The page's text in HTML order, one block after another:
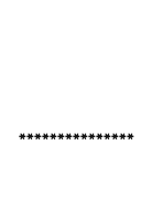
***************